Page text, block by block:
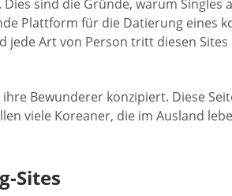
sind die Gründe, warum
Plattform für die Datierung eines
jede Art von Person tritt diesen
Bewunderer konzipiert. Diese
viele Koreaner, die im Ausland
Sites